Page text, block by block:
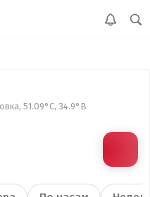
51.09°С, 34.9°В